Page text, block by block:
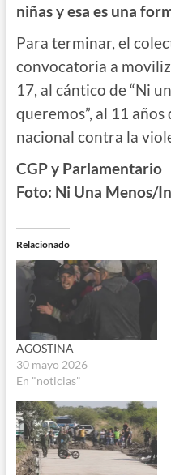
niñas y esa es una
Para terminar, el
convocatoria a
17, al cántico de “Ni
queremos”, al 11
nacional contra la
CGP y Parlamentario
Foto: Ni Una Menos/
Relacionado
AGOSTINA
30 mayo 2026
En "noticias"